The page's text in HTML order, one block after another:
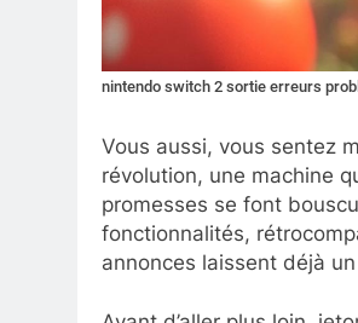
nintendo switch 2 sortie erreurs
Vous aussi, vous sentez
révolution, une machine
promesses se font
fonctionnalités,
annonces laissent déjà